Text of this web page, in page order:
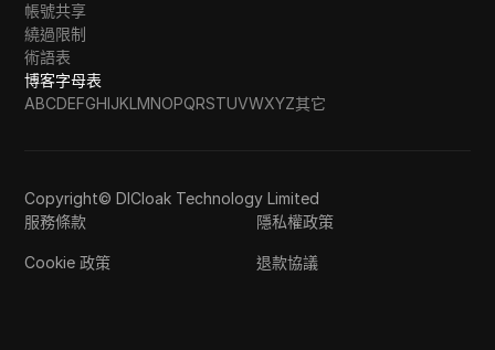
帳號共享
繞過限制
術語表
博客字母表
ABCDEFGHIJKLMNOPQRSTUVWXYZ其它
Copyright© DICloak Technology Limited
服務條款
隱私權政策
Cookie 政策 退款協議